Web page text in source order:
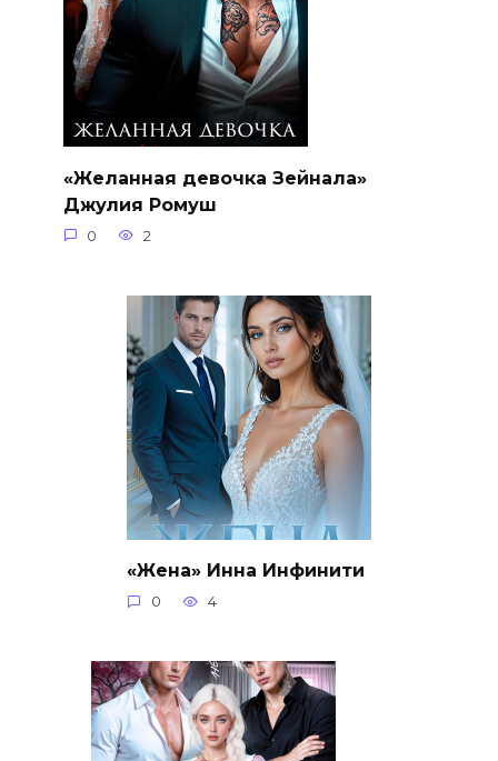
«Желанная девочка Зейнала»
Джулия Ромуш
0 2
«Жена» Инна Инфинити
0 4